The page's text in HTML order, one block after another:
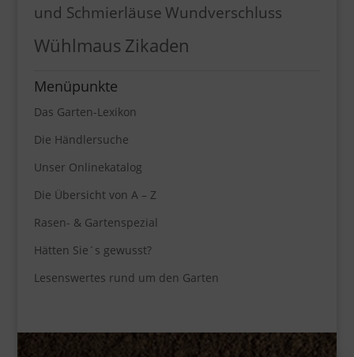
und SchmierläuseWundverschluss
Wühlmaus Zikaden
Menüpunkte
Das Garten-Lexikon
Die Händlersuche
Unser Onlinekatalog
Die Übersicht von A – Z
Rasen- & Gartenspezial
Hätten Sie´s gewusst?
Lesenswertes rund um den Garten